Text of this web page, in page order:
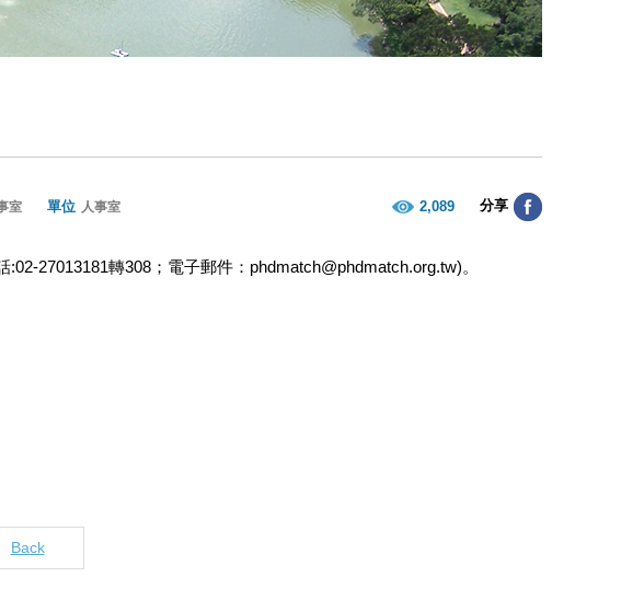
室 單位 人事室 2,089 分享
27013181轉308；電子郵件：phdmatch@phdmatch.org.tw)。
Back